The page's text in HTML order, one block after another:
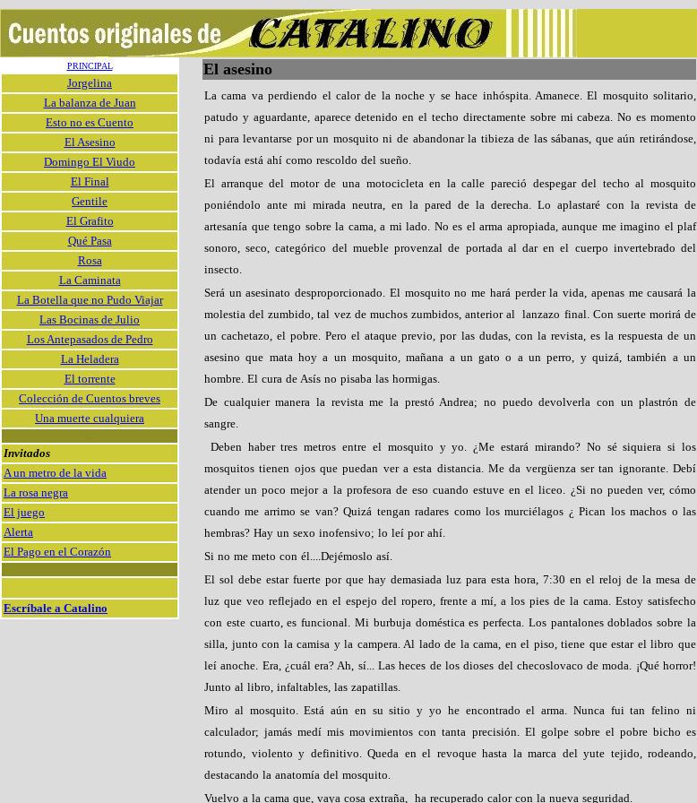
PRINCIPAL
Jorgelina
La balanza de Juan
Esto no es Cuento
El Asesino
Domingo El Viudo
El Final
Gentile
El Grafito
Qué Pasa
Rosa
La Caminata
La Botella que no Pudo Viajar
Las Bocinas de Julio
Los Antepasados de Pedro
La Heladera
El torrente
Colección de Cuentos breves
Una muerte cualquiera
Invitados
A un metro de la vida
La rosa negra
El juego
Alerta
El Pago en el Corazón
Escríbale a Catalino
El asesino
La cama va perdiendo el calor de la noche y se hace inhóspita. Amanece. El mosquito solitario,
patudo y aguardante, aparece detenido en el techo directamente sobre mi cabeza. No es momento
ni para levantarse por un mosquito ni de abandonar la tibieza de las sábanas, que aún retirándose,
todavía está ahí como rescoldo del sueño.
El arranque del motor de una motocicleta en la calle pareció despegar del techo al mosquito
poniéndolo ante mi mirada neutra, en la pared de la derecha. Lo aplastaré con la revista de
artesanía que tengo sobre la cama, a mi lado. No es el arma apropiada, aunque me imagino el plaf
sonoro, seco, categórico del mueble provenzal de portada al dar en el cuerpo invertebrado del
insecto.
Será un asesinato desproporcionado. El mosquito no me hará perder la vida, apenas me causará la
molestia del zumbido, tal vez de muchos zumbidos, anterior al lanzazo final. Con suerte morirá de
un cachetazo, el pobre. Pero el ataque previo, por las dudas, con la revista, es la respuesta de un
asesino que mata hoy a un mosquito, mañana a un gato o a un perro, y quizá, también a un
hombre. El cura de Asís no pisaba las hormigas.
De cualquier manera la revista me la prestó Andrea; no puedo devolverla con un plastrón de
sangre.
Deben haber tres metros entre el mosquito y yo. ¿Me estará mirando? No sé siquiera si los
mosquitos tienen ojos que puedan ver a esta distancia. Me da vergüenza ser tan ignorante. Debí
atender un poco mejor a la profesora de eso cuando estuve en el liceo. ¿Si no pueden ver, cómo
cuando me arrimo se van? Quizá tengan radares como los murciélagos ¿ Pican los machos o las
hembras? Hay un sexo inofensivo; lo leí por ahí.
Si no me meto con él....Dejémoslo así.
El sol debe estar fuerte por que hay demasiada luz para esta hora, 7:30 en el reloj de la mesa de
luz que veo reflejado en el espejo del ropero, frente a mí, a los pies de la cama. Estoy satisfecho
con este cuarto, es funcional. Mi burbuja doméstica es perfecta. Los pantalones doblados sobre la
silla, junto con la camisa y la campera. Al lado de la cama, en el piso, tiene que estar el libro que
leí anoche. Era, ¿cuál era? Ah, sí... Las heces de los dioses del checoslovaco de moda. ¡Qué horror!
Junto al libro, infaltables, las zapatillas.
Miro al mosquito. Está aún en su sitio y yo he encontrado el arma. Nunca fui tan felino ni
calculador; jamás medí mis movimientos con tanta precisión. El golpe sobre el pobre bicho es
rotundo, violento y definitivo. Queda en el revoque hasta la marca del yute tejido, rodeando,
destacando la anatomía del mosquito.
Vuelvo a la cama que, vaya cosa extraña, ha recuperado calor con la nueva seguridad.